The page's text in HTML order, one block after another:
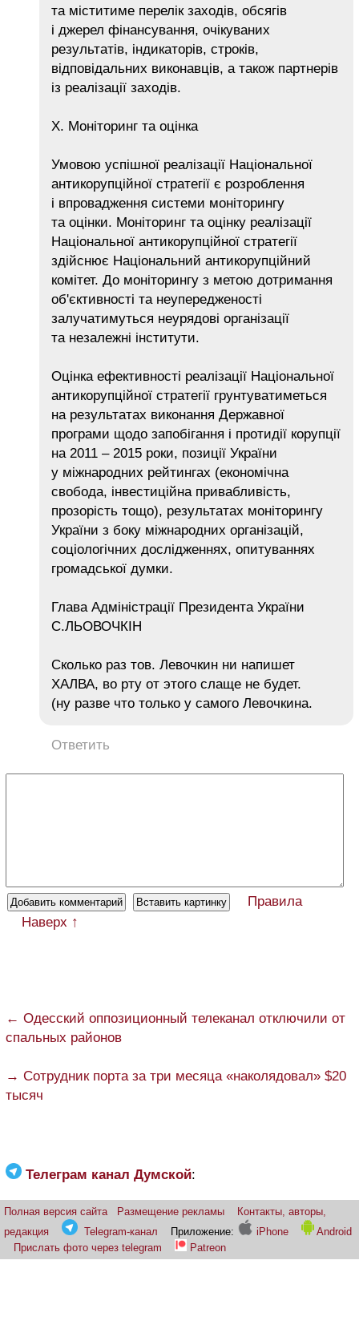
та міститиме перелік заходів, обсягів
і джерел фінансування, очікуваних
результатів, індикаторів, строків,
відповідальних виконавців, а також партнерів
із реалізації заходів.
X. Моніторинг та оцінка
Умовою успішної реалізації Національної
антикорупційної стратегії є розроблення
і впровадження системи моніторингу
та оцінки. Моніторинг та оцінку реалізації
Національної антикорупційної стратегії
здійснює Національний антикорупційний
комітет. До моніторингу з метою дотримання
об'єктивності та неупередженості
залучатимуться неурядові організації
та незалежні інститути.
Оцінка ефективності реалізації Національної
антикорупційної стратегії грунтуватиметься
на результатах виконання Державної
програми щодо запобігання і протидії корупції
на 2011 – 2015 роки, позиції України
у міжнародних рейтингах (економічна
свобода, інвестиційна привабливість,
прозорість тощо), результатах моніторингу
України з боку міжнародних організацій,
соціологічних дослідженнях, опитуваннях
громадської думки.
Глава Адміністрації Президента України
С.ЛЬОВОЧКІН
Сколько раз тов. Левочкин ни напишет
ХАЛВА, во рту от этого слаще не будет.
(ну разве что только у самого Левочкина.
Ответить
Правила
Наверх ↑
← Одесский оппозиционный телеканал отключили от
спальных районов
→ Сотрудник порта за три месяца «наколядовал» $20
тысяч
Телеграм канал Думской:
Полная версия сайта Размещение рекламы
Контакты, авторы,
редакция
Telegram-канал Приложение: iPhone
Android
Прислать фото через telegram
Patreon